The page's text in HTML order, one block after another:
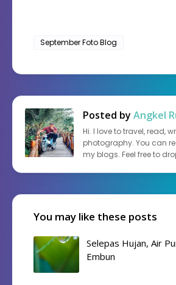
September Foto Blog
Posted by Angkel
Hi. I love to travel, read,
photography. You can
my blogs. Feel free to
You may like these posts
Selepas Hujan, Air
Embun